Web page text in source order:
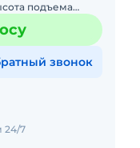
подъема
0,67 x 0,97m
звонок
24/7